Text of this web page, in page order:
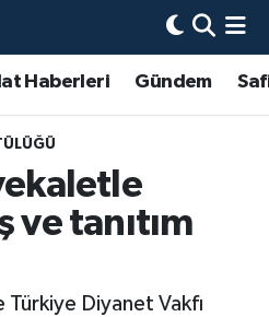
Haberleri Gündem
ve tanıtım
Diyanet Vakfı
ve Fikstür